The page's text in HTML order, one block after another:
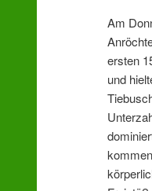
Am
ersten
und